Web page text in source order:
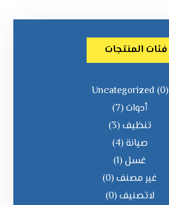
فئات المنتجات
Uncategorized (0)
أدوات(7)
تنظيف(3)
صيانة(4)
غسل(1)
غير مصنف(0)
لاتصنیف(0)